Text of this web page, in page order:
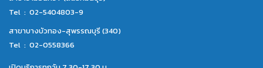
Tel : 02-5404803-9
สาขาบางบัวทอง-สุพรรณบุรี (340)
Tel : 02-0558366